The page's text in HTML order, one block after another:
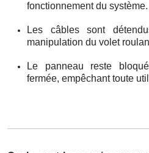
fonctionnement du système.
Les câbles sont
manipulation du volet
Le panneau reste
fermée, empêchant toute